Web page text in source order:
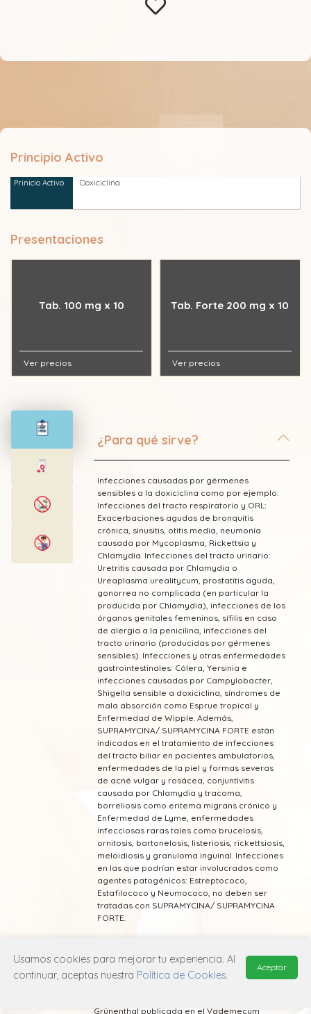
Principio Activo
Doxiciclina
Presentaciones
Tab. 100 mg x 10
Ver precios
Tab. Forte 200 mg x 10
Ver precios
¿Para qué sirve?
Infecciones causadas por gérmenes
sensibles a la doxiciclina como por ejemplo:
Infecciones del tracto respiratorio y ORL:
Exacerbaciones agudas de bronquitis
crónica, sinusitis, otitis media, neumonía
causada por Mycoplasma, Rickettsia y
Chlamydia. Infecciones del tracto urinario:
Uretritis causada por Chlamydia o
Ureaplasma urealitycum, prostatitis aguda,
gonorrea no complicada (en particular la
producida por Chlamydia), infecciones de los
órganos genitales femeninos, sífilis en caso
de alergia a la penicilina, infecciones del
tracto urinario (producidas por gérmenes
sensibles). Infecciones y otras enfermedades
gastrointestinales: Cólera, Yersinia e
infecciones causadas por Campylobacter,
Shigella sensible a doxiciclina, síndromes de
mala absorción como Esprue tropical y
Enfermedad de Wipple. Además,
SUPRAMYCINA/ SUPRAMYCINA FORTE están
indicadas en el tratamiento de infecciones
del tracto biliar en pacientes ambulatorios,
enfermedades de la piel y formas severas
de acné vulgar y rosácea, conjuntivitis
causada por Chlamydia y tracoma,
borreliosis como eritema migrans crónico y
Enfermedad de Lyme, enfermedades
infecciosas raras tales como brucelosis,
ornitosis, bartonelosis, listeriosis, rickettsiosis,
meloidiosis y granuloma inguinal. Infecciones
en las que podrían estar involucrados como
agentes patogénicos: Estreptococo,
Estafilococo y Neumococo, no deben ser
tratadas con SUPRAMYCINA/ SUPRAMYCINA
FORTE.
Grünenthal publicada en el Vademecum
Usamos cookies para mejorar tu experiencia. Al
continuar, aceptas nuestra Política de Cookies.
Aceptar